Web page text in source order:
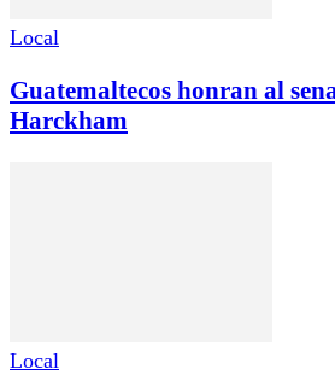
Local
Guatemaltecos honran al
Harckham
Local